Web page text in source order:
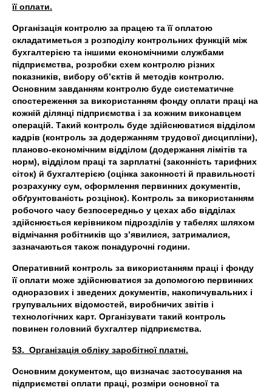
її оплати.
Організація контролю за працею та її оплатою
складатиметься з розподілу контрольних функцій між
бухгалтерією та іншими економічними службами
підприємства, розробки схем контролю різних
показників, вибору об’єктів й методів контролю.
Основним завданням контролю буде систематичне
спостереження за використанням фонду оплати праці на
кожній ділянці підприємства і за кожним виконавцем
операцій. Такий контроль буде здійснюватися відділом
кадрів (контроль за додержанням трудової дисципліни),
планово-економічним відділом (додержання лімітів та
норм), відділом праці та зарплатні (законність тарифних
сіток) й бухгалтерією (оцінка законності й правильності
розрахунку сум, оформлення первинних документів,
обґрунтованість розцінок). Контроль за використанням
робочого часу безпосередньо у цехах або відділах
здійснюється керівником підрозділів у табелях шляхом
відмічання робітників що з’явилися, затрималися,
зазначаються також понадурочні години.
Оперативний контроль за використанням праці і фонду
її оплати може здійснюватися за допомогою первинних
одноразових і зведених документів, накопичувальних і
групувальних відомостей, виробничих звітів і
технологічних карт. Організувати такий контроль
повинен головний бухгалтер підприємства.
53. Організація обліку заробітної платні.
Основним документом, що визначає застосування на
підприємстві оплати праці, розміри основної та